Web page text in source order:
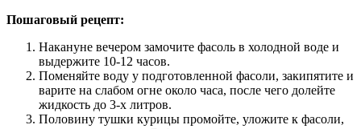
Пошаговый рецепт:
Накануне вечером замочите фасоль в холодной воде и
выдержите 10-12 часов.
Поменяйте воду у подготовленной фасоли, закипятите и
варите на слабом огне около часа, после чего долейте
жидкость до 3-х литров.
Половину тушки курицы промойте, уложите к фасоли,